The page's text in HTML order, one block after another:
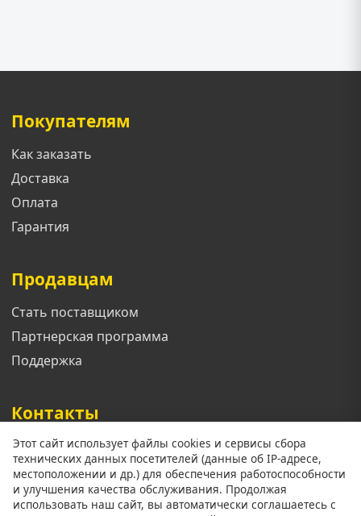
Покупателям
Как заказать
Доставка
Оплата
Гарантия
Продавцам
Стать поставщиком
Партнерская программа
Поддержка
Контакты
Телефон: +7 913 833 1461
Email: support@mgoroda.ru
Адрес: г. Красноярск ул. (Добавить позже)
Этот сайт использует файлы cookies и сервисы сбора
технических данных посетителей (данные об IP-адресе,
местоположении и др.) для обеспечения работоспособности
и улучшения качества обслуживания. Продолжая
использовать наш сайт, вы автоматически соглашаетесь с